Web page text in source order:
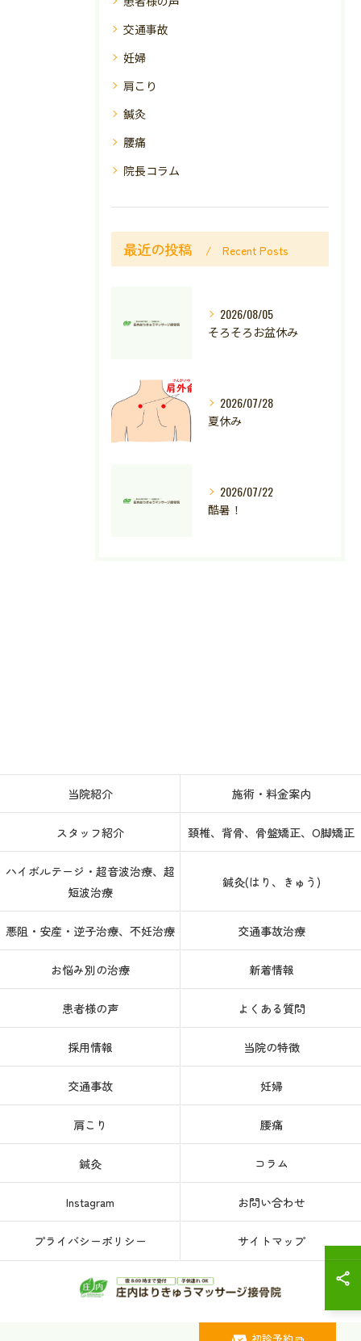
交通事故
妊婦
肩こり
鍼灸
腰痛
院長コラム
最近の投稿 Recent Posts
2026/08/05
そろそろお盆休み
2026/07/28
夏休み
2026/07/22
酷暑！
当院紹介 施術・料金案内
スタッフ紹介 頚椎、背骨、骨盤矯正、O脚矯正
ハイボルテージ・超音波治療、超
短波治療
鍼灸(はり、きゅう)
悪阻・安産・逆子治療、不妊治療 交通事故治療
お悩み別の治療 新着情報
患者様の声 よくある質問
採用情報 当院の特徴
交通事故 妊婦
肩こり 腰痛
鍼灸 コラム
Instagram お問い合わせ
プライバシーポリシー サイトマップ